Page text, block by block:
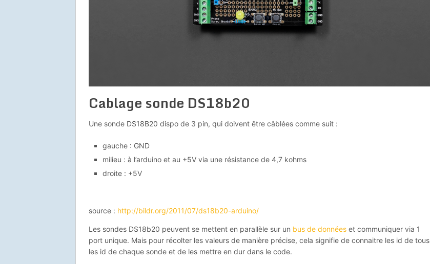
Cablage sonde DS18b20
Une sonde DS18B20 dispo de 3 pin, qui doivent être câblées comme suit :
gauche : GND
milieu : à l’arduino et au +5V via une résistance de 4,7 kohms
droite : +5V
source : http://bildr.org/2011/07/ds18b20-arduino/
Les sondes DS18b20 peuvent se mettent en parallèle sur un bus de données et communiquer via 1
port unique. Mais pour récolter les valeurs de manière précise, cela signifie de connaitre les id de tous
les id de chaque sonde et de les mettre en dur dans le code.